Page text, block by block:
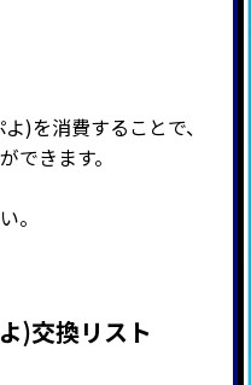
)を消費することで、
できます。
。
)交換リスト